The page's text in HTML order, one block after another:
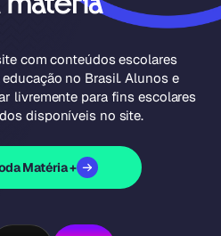
com conteúdos escolares
no Brasil. Alunos e
livremente para fins escolares
disponíveis no site.
Matéria +